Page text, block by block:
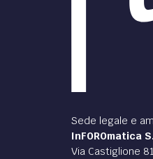
Sede legale e
InFOROmatica
Via Castiglione